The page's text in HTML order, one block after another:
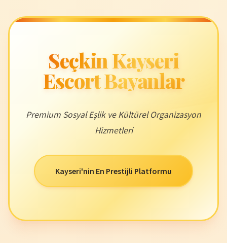
Seçkin Kayseri
Escort Bayanlar
Premium Sosyal Eşlik ve Kültürel Organizasyon
Hizmetleri
Kayseri'nin En Prestijli Platformu